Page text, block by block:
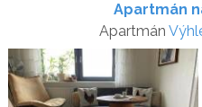
Apartmán
Apartmán